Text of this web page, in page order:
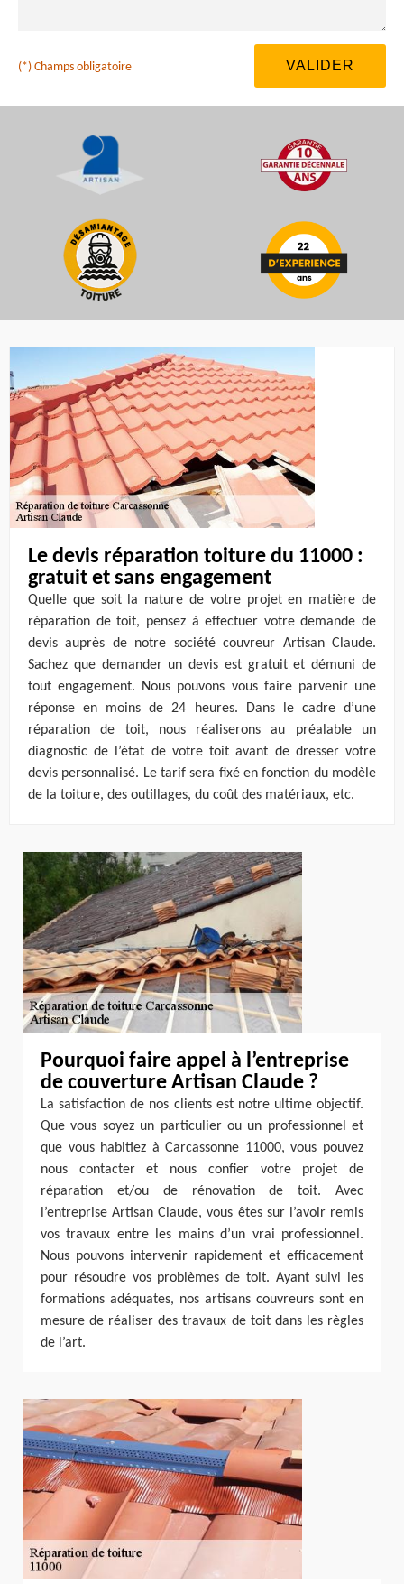
(*) Champs obligatoire
Le devis réparation toiture du 11000 :
gratuit et sans engagement
Quelle que soit la nature de votre projet en matière de
réparation de toit, pensez à effectuer votre demande de
devis auprès de notre société couvreur Artisan Claude.
Sachez que demander un devis est gratuit et démuni de
tout engagement. Nous pouvons vous faire parvenir une
réponse en moins de 24 heures. Dans le cadre d’une
réparation de toit, nous réaliserons au préalable un
diagnostic de l’état de votre toit avant de dresser votre
devis personnalisé. Le tarif sera fixé en fonction du modèle
de la toiture, des outillages, du coût des matériaux, etc.
Pourquoi faire appel à l’entreprise
de couverture Artisan Claude ?
La satisfaction de nos clients est notre ultime objectif.
Que vous soyez un particulier ou un professionnel et
que vous habitiez à Carcassonne 11000, vous pouvez
nous contacter et nous confier votre projet de
réparation et/ou de rénovation de toit. Avec
l’entreprise Artisan Claude, vous êtes sur l’avoir remis
vos travaux entre les mains d’un vrai professionnel.
Nous pouvons intervenir rapidement et efficacement
pour résoudre vos problèmes de toit. Ayant suivi les
formations adéquates, nos artisans couvreurs sont en
mesure de réaliser des travaux de toit dans les règles
de l’art.